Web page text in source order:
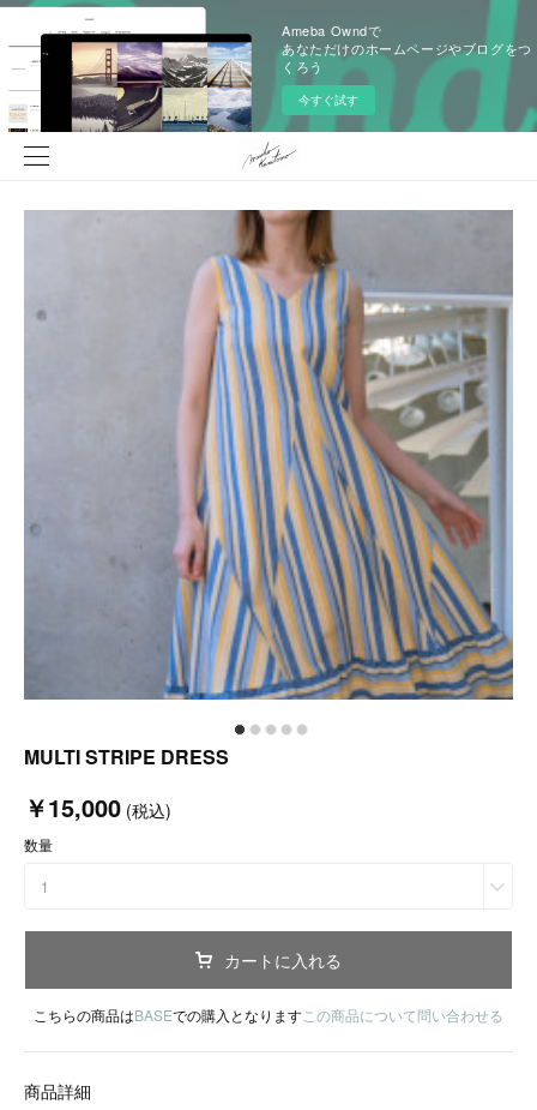
Ameba Owndで
あなただけのホームページやブログをつ
くろう
今すぐ試す
MULTI STRIPE DRESS
￥15,000 (税込)
数量
1
カートに入れる
こちらの商品はBASEでの購入となりますこの商品について問い合わせる
商品詳細